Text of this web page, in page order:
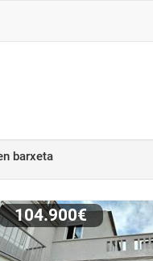
barxeta
104.900€